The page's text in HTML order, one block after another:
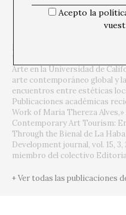
Paloma Checa-Gismero es
University y Candidata a
Arte en la Universidad de
arte contemporáneo global y
encuentros entre estéticas
Publicaciones académicas
Work of Maria Thereza Alves,»
Contemporary Art Tourism:
Through the Bienal de La
Development journal, vol. 15, 3,
miembro del colectivo
+ Ver todas las publicaciones
Acepto la